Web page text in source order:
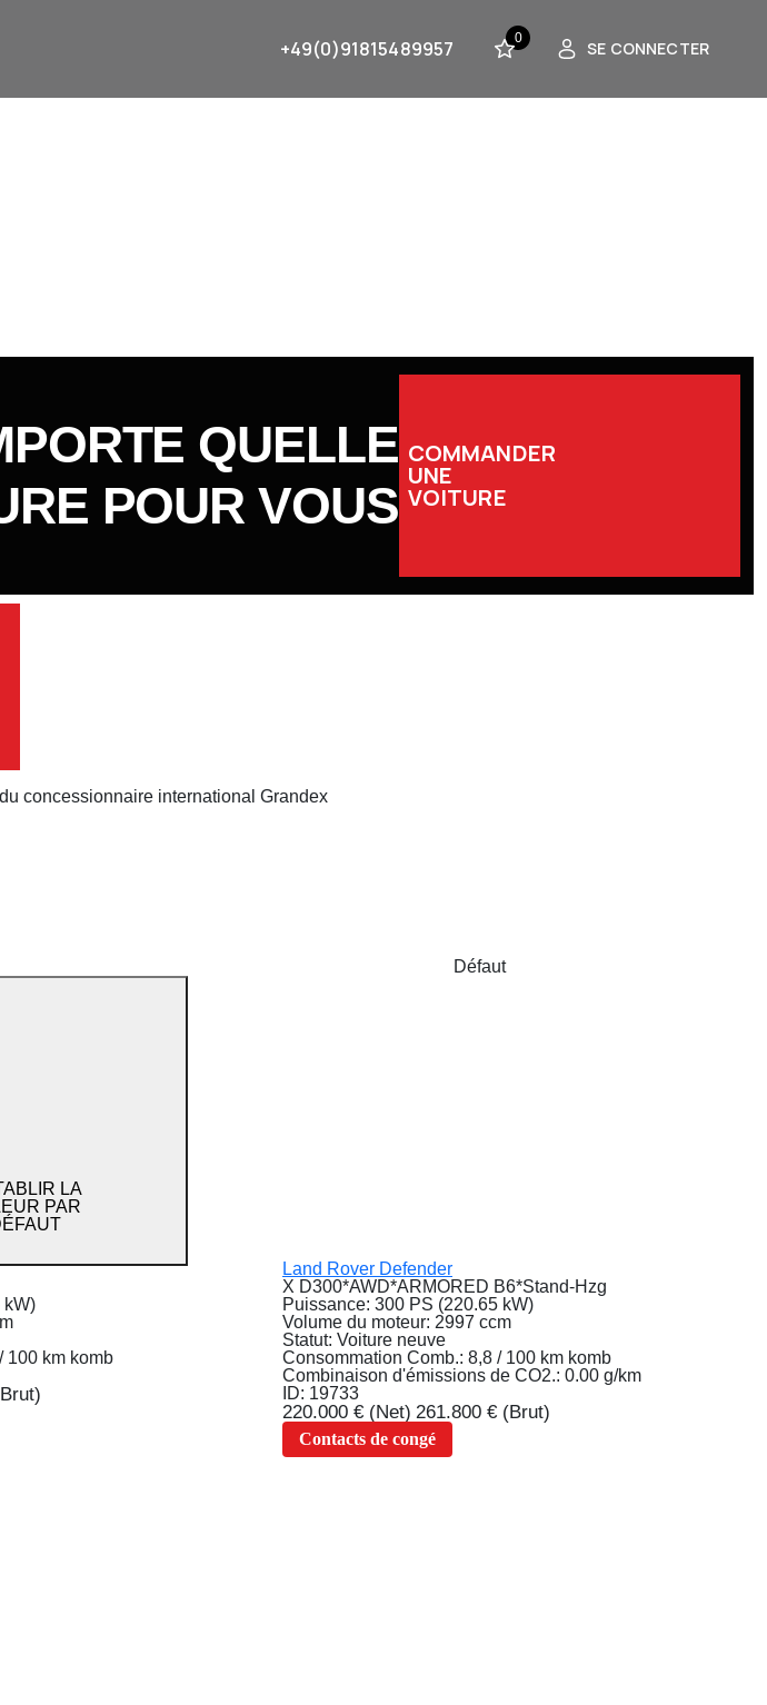
+49(0)91815489957 0 SE CONNECTER
QUELLE
POUR VOUS
COMMANDER
UNE
VOITURE
concessionnaire international Grandex
Défaut
LA
PAR
kW)
100 km komb
Land Rover Defender
X D300*AWD*ARMORED B6*Stand-Hzg
Puissance: 300 PS (220.65 kW)
Volume du moteur: 2997 ccm
Statut: Voiture neuve
Consommation Comb.: 8,8 / 100 km komb
Combinaison d'émissions de CO2.: 0.00 g/km
ID: 19733
220.000 € (Net) 261.800 € (Brut)
Contacts de congé